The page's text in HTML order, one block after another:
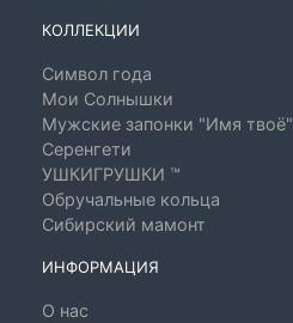
КОЛЛЕКЦИИ
Символ года
Мои Солнышки
Мужские запонки "Имя твоё"
Серенгети
УШКИГРУШКИ ™
Обручальные кольца
Сибирский мамонт
ИНФОРМАЦИЯ
О нас